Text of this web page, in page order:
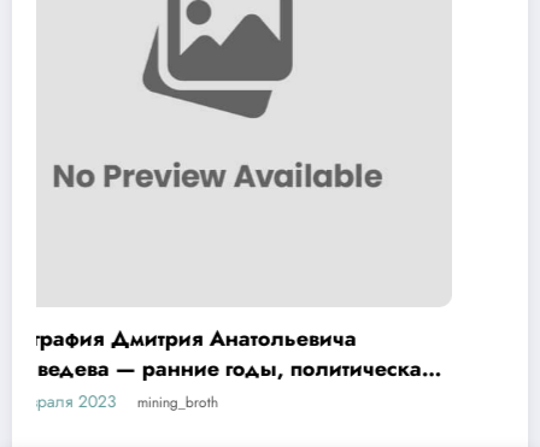
Биография Хой Юрий — интересные
факты и достижения на Википедии
17 февраля 2023